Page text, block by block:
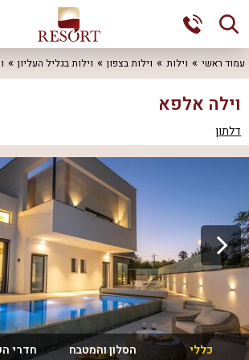
עמוד ראשי וילות וילות בצפון וילות בגליל העליון
וילה אלפא
דלתון
כללי הסלון והמטבח חדרי